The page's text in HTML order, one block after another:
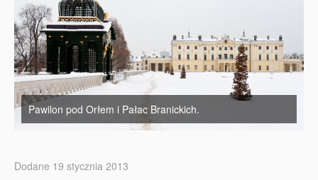
Pawilon pod Orłem i Pałac Branickich.
Dodane 19 stycznia 2013